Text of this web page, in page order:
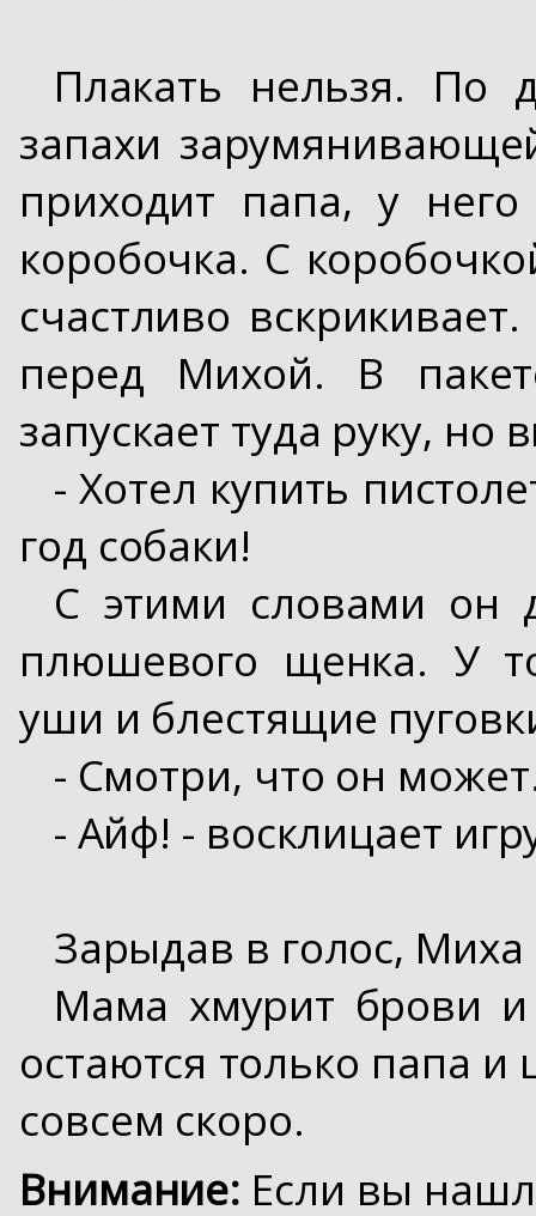
Плакать нельзя. По
запахи
приходит папа, у
коробочка. С
счастливо
перед Михой. В
запускает туда руку,
- Хотел купить
год собаки!
С этими словами он
плюшевого щенка. У
уши и блестящие
- Смотри, что он
- Айф! - восклицает
Зарыдав в голос,
Мама хмурит брови
остаются только папа
совсем скоро.
Внимание: Если вы